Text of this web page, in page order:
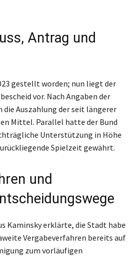
Antrag und
gestellt worden; nun liegt der
vor. Nach Angaben der
die Auszahlung der seit längerer
Mittel. Parallel hatte der Bund
Unterstützung in Höhe
Spielzeit gewährt.
und
Kaminsky erklärte, die Stadt habe
Vergabeverfahren bereits auf
zum vorläufigen